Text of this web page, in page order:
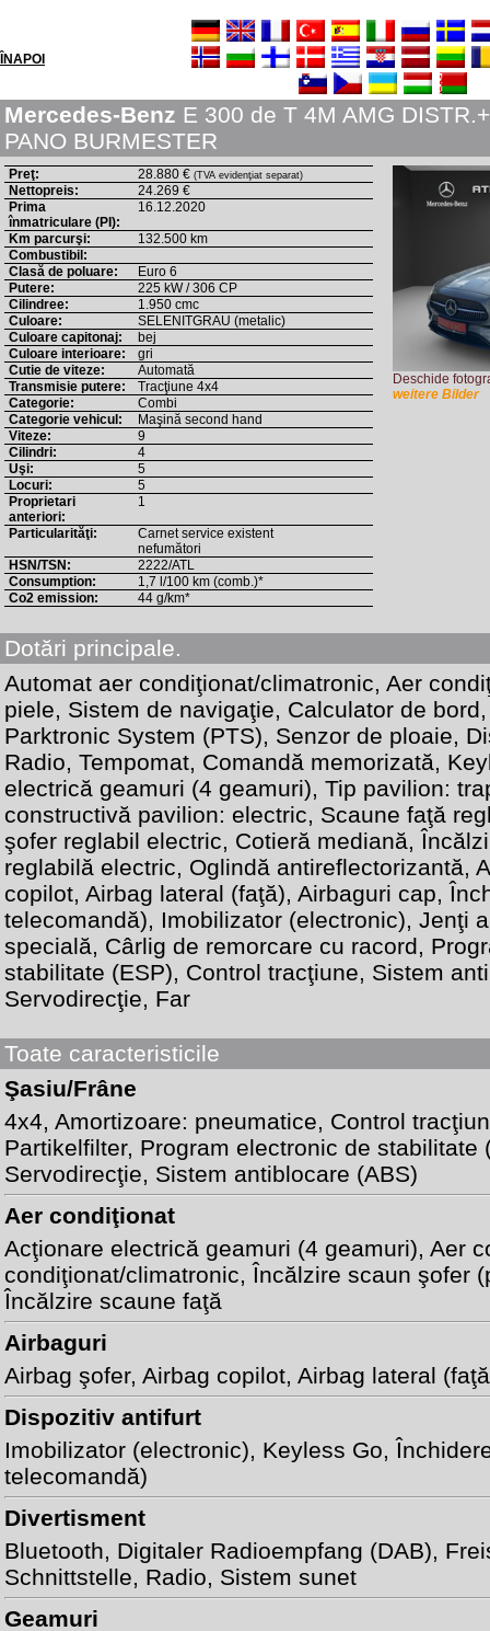
ÎNAPOI
Mercedes-Benz E 300 de T 4M AMG DISTR.+
PANO BURMESTER
Preţ: 28.880 € (TVA evidenţiat separat)
Nettopreis:
24.269 €
Prima
înmatriculare (PI):
16.12.2020
Km parcurşi:
132.500 km
Combustibil:
Clasă de poluare:
Euro 6
Putere:
225 kW / 306 CP
Cilindree:
1.950 cmc
Culoare:
SELENITGRAU (metalic)
Culoare capitonaj:
bej
Culoare interioare:
gri
Cutie de viteze:
Automată
Transmisie putere:
Tracţiune 4x4
Categorie:
Combi
Categorie vehicul:
Maşină second hand
Viteze:
9
Cilindri:
4
Uşi:
5
Locuri:
5
Proprietari
anteriori:
1
Particularităţi:
Carnet service existent
nefumători
HSN/TSN:
2222/ATL
Consumption:
1,7 l/100 km (comb.)*
Co2 emission:
44 g/km*
Deschide
weitere Bilder
Dotări principale.
Automat aer condiţionat/climatronic, Aer
piele, Sistem de navigaţie, Calculator de
Parktronic System (PTS), Senzor de ploaie,
Radio, Tempomat, Comandă memorizată,
electrică geamuri (4 geamuri), Tip pavilion:
constructivă pavilion: electric, Scaune faţă
şofer reglabil electric, Cotieră mediană,
reglabilă electric, Oglindă antireflectorizantă,
copilot, Airbag lateral (faţă), Airbaguri cap,
telecomandă), Imobilizator (electronic), Jenţi
specială, Cârlig de remorcare cu racord,
stabilitate (ESP), Control tracţiune, Sistem
Servodirecţie, Far
Toate caracteristicile
Şasiu/Frâne
4x4, Amortizoare: pneumatice, Control
Partikelfilter, Program electronic de stabilitate
Servodirecţie, Sistem antiblocare (ABS)
Aer condiţionat
Acţionare electrică geamuri (4 geamuri), Aer
condiţionat/climatronic, Încălzire scaun şofer
Încălzire scaune faţă
Airbaguri
Airbag şofer, Airbag copilot, Airbag lateral
Dispozitiv antifurt
Imobilizator (electronic), Keyless Go,
telecomandă)
Divertisment
Bluetooth, Digitaler Radioempfang (DAB),
Schnittstelle, Radio, Sistem sunet
Geamuri